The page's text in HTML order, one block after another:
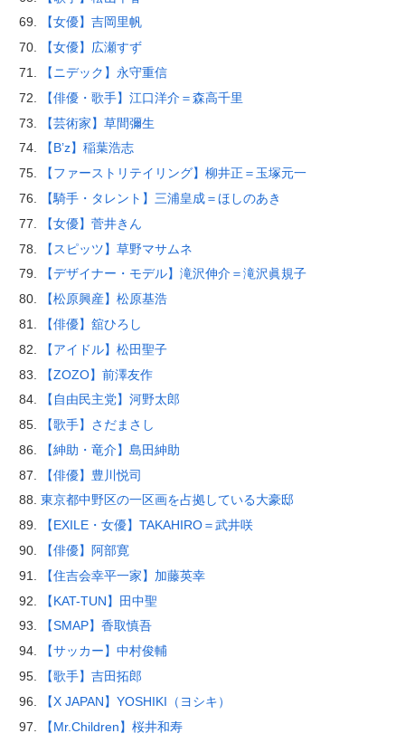
【女優】吉岡里帆
【女優】広瀬すず
【ニデック】永守重信
【俳優・歌手】江口洋介＝森高千里
【芸術家】草間彌生
【B’z】稲葉浩志
【ファーストリテイリング】柳井正＝玉塚元一
【騎手・タレント】三浦皇成＝ほしのあき
【女優】菅井きん
【スピッツ】草野マサムネ
【デザイナー・モデル】滝沢伸介＝滝沢眞規子
【松原興産】松原基浩
【俳優】舘ひろし
【アイドル】松田聖子
【ZOZO】前澤友作
【自由民主党】河野太郎
【歌手】さだまさし
【紳助・竜介】島田紳助
【俳優】豊川悦司
東京都中野区の一区画を占拠している大豪邸
【EXILE・女優】TAKAHIRO＝武井咲
【俳優】阿部寛
【住吉会幸平一家】加藤英幸
【KAT-TUN】田中聖
【SMAP】香取慎吾
【サッカー】中村俊輔
【歌手】吉田拓郎
【X JAPAN】YOSHIKI（ヨシキ）
【Mr.Children】桜井和寿